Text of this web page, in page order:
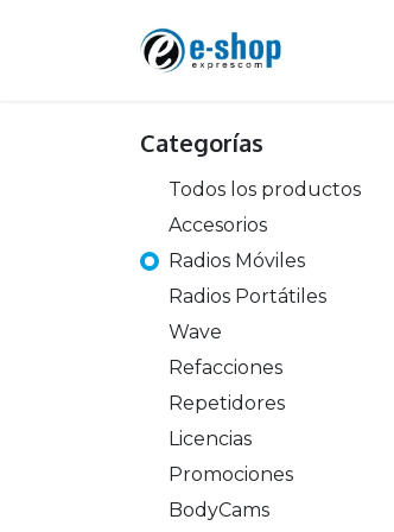
Categorías
Todos los productos
Accesorios
Radios Móviles
Radios Portátiles
Wave
Refacciones
Repetidores
Licencias
Promociones
BodyCams